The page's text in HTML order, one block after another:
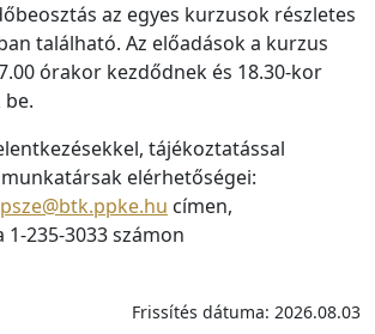
az egyes kurzusok részletes
található. Az előadások a kurzus
órakor kezdődnek és 18.30-kor
tájékoztatással
elérhetőségei:
psze@btk.ppke.hu címen,
235-3033 számon
Frissítés dátuma: 2026.08.03